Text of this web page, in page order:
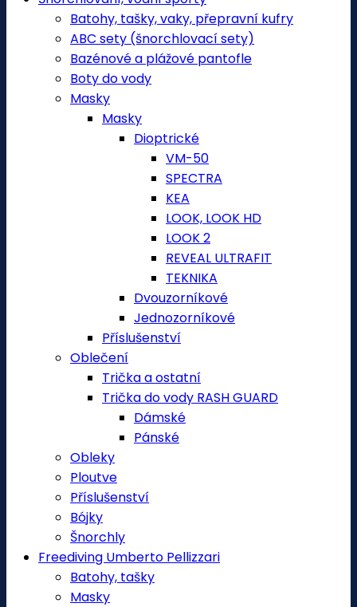
Batohy, tašky, vaky, přepravní kufry
ABC sety (šnorchlovací sety)
Bazénové a plážové pantofle
Boty do vody
Masky
Masky
Dioptrické
VM-50
SPECTRA
KEA
LOOK, LOOK HD
LOOK 2
REVEAL ULTRAFIT
TEKNIKA
Dvouzorníkové
Jednozorníkové
Příslušenství
Oblečení
Trička a ostatní
Trička do vody RASH GUARD
Dámské
Pánské
Obleky
Ploutve
Příslušenství
Bójky
Šnorchly
Freediving Umberto Pellizzari
Batohy, tašky
Masky